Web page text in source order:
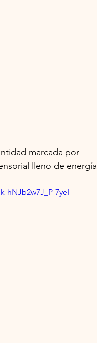
marcada por
lleno de energía
hNJb2w7J_P-7yeI